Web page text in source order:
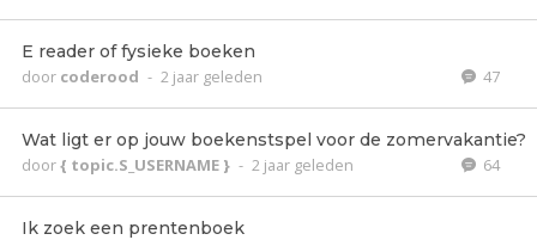
E reader of fysieke boeken
door coderood - 2 jaar geleden 47
Wat ligt er op jouw boekenstspel voor de zomervakantie?
door{ topic.S_USERNAME } - 2 jaar geleden 64
Ik zoek een prentenboek